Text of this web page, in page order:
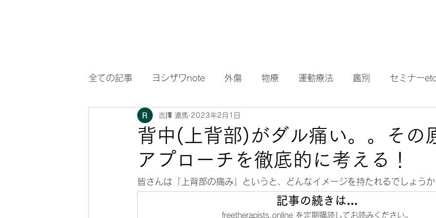
全ての記事 ヨシザワnote 外傷 物療 運動療法 鑑別 セミナー
スペシャルnote
背中(上背部)がダル痛い。。その
アプローチを徹底的に考える！
吉澤 遼馬 2023年2月1日
皆さんは「上背部の痛み」というと、どんなイメージを持たれるでしょうか
記事の続きは…
freetherapists.online を定期購読してお読みください。